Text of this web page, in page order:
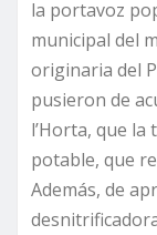
la portavoz
municipal del
originaria del
pusieron de
l’Horta, que
potable, que
Además, de